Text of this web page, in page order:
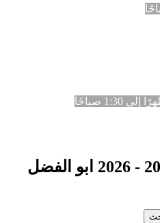
الحقوق محفوظة | 2014 - 2026 ابو الفضل